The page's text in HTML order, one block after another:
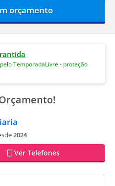
orçamento
TemporadaLivre - proteção
2024
Ver Telefones